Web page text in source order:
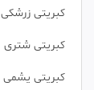
کبریتی زرشکی
کبریتی شتری
کبریتی یشمی